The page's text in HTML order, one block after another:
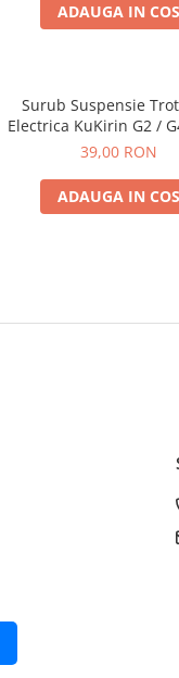
ADAUGA IN COS
Surub Suspensie
Electrica KuKirin G2 /
Inalt Rezistent
39,00 RON
ADAUGA IN COS